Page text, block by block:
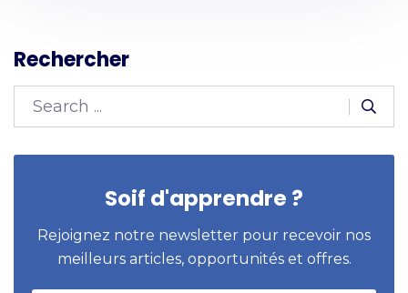
Rechercher
Soif d'apprendre ?
Rejoignez notre newsletter pour recevoir nos
meilleurs articles, opportunités et offres.